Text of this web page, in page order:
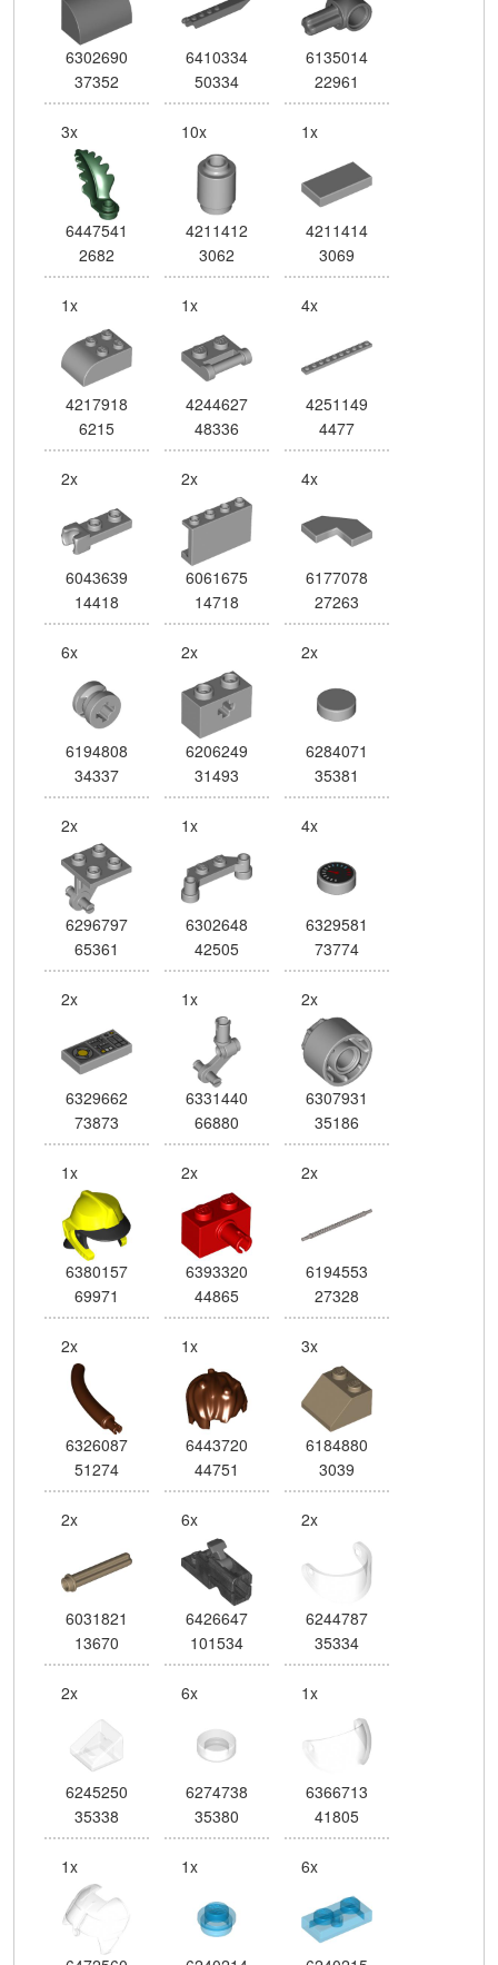
6302690
37352
6410334
50334
6135014
22961
3x
6447541
2682
10x
4211412
3062
1x
4211414
3069
1x
4217918
6215
1x
4244627
48336
4x
4251149
4477
2x
6043639
14418
2x
6061675
14718
4x
6177078
27263
6x
6194808
34337
2x
6206249
31493
2x
6284071
35381
2x
6296797
65361
1x
6302648
42505
4x
6329581
73774
2x
6329662
73873
1x
6331440
66880
2x
6307931
35186
1x
6380157
69971
2x
6393320
44865
2x
6194553
27328
2x
6326087
51274
1x
6443720
44751
3x
6184880
3039
2x
6031821
13670
6x
6426647
101534
2x
6244787
35334
2x
6245250
35338
6x
6274738
35380
1x
6366713
41805
1x 1x 6x